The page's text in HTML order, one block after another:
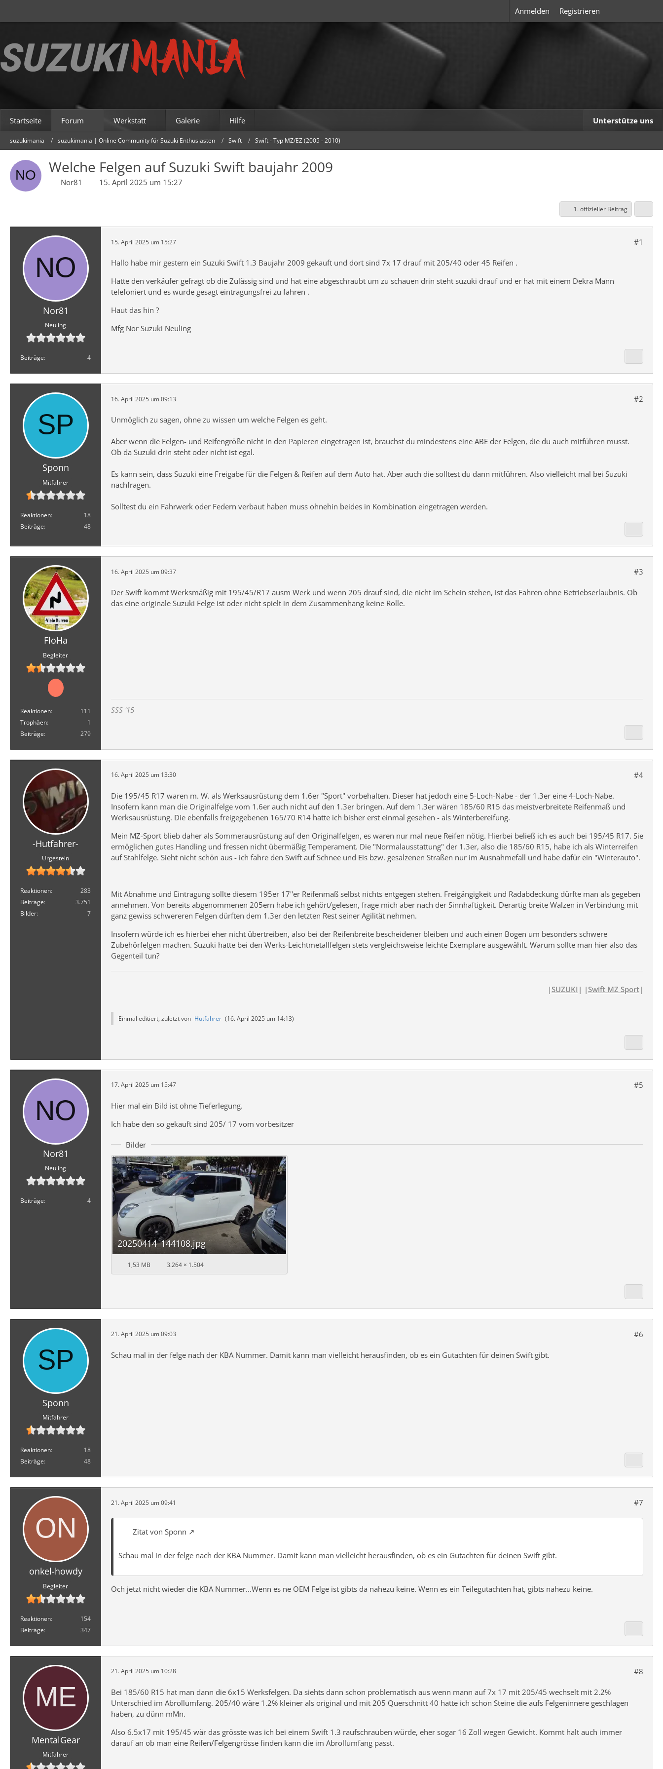
Anmelden Registrieren
Startseite Forum Werkstatt Galerie Hilfe Unterstütze uns
suzukimania suzukimania | Online Community für Suzuki Enthusiasten Swift Swift - Typ MZ/EZ (2005 - 2010)
Welche Felgen auf Suzuki Swift baujahr 2009
Nor81 15. April 2025 um 15:27
1. offizieller Beitrag
Nor81
Neuling
Beiträge 4
15. April 2025 um 15:27 #1
Hallo habe mir gestern ein Suzuki Swift 1.3 Baujahr 2009 gekauft und dort sind 7x 17 drauf mit 205/40 oder 45 Reifen .
Hatte den verkäufer gefragt ob die Zulässig sind und hat eine abgeschraubt um zu schauen drin steht suzuki drauf und er hat mit einem Dekra Mann
telefoniert und es wurde gesagt eintragungsfrei zu fahren .
Haut das hin ?
Mfg Nor Suzuki Neuling
Sponn
Mitfahrer
Reaktionen
18
Beiträge
48
16. April 2025 um 09:13 #2
Unmöglich zu sagen, ohne zu wissen um welche Felgen es geht.
Aber wenn die Felgen- und Reifengröße nicht in den Papieren eingetragen ist, brauchst du mindestens eine ABE der Felgen, die du auch mitführen musst.
Ob da Suzuki drin steht oder nicht ist egal.
Es kann sein, dass Suzuki eine Freigabe für die Felgen & Reifen auf dem Auto hat. Aber auch die solltest du dann mitführen. Also vielleicht mal bei Suzuki
nachfragen.
Solltest du ein Fahrwerk oder Federn verbaut haben muss ohnehin beides in Kombination eingetragen werden.
FloHa
Begleiter
Reaktionen
111
Trophäen
1
Beiträge
279
16. April 2025 um 09:37 #3
Der Swift kommt Werksmäßig mit 195/45/R17 ausm Werk und wenn 205 drauf sind, die nicht im Schein stehen, ist das Fahren ohne Betriebserlaubnis. Ob
das eine originale Suzuki Felge ist oder nicht spielt in dem Zusammenhang keine Rolle.
SSS '15
-Hutfahrer-
Urgestein
Reaktionen
283
Beiträge
3.751
Bilder
7
16. April 2025 um 13:30 #4
Die 195/45 R17 waren m. W. als Werksausrüstung dem 1.6er "Sport" vorbehalten. Dieser hat jedoch eine 5-Loch-Nabe - der 1.3er eine 4-Loch-Nabe.
Insofern kann man die Originalfelge vom 1.6er auch nicht auf den 1.3er bringen. Auf dem 1.3er wären 185/60 R15 das meistverbreitete Reifenmaß und
Werksausrüstung. Die ebenfalls freigegebenen 165/70 R14 hatte ich bisher erst einmal gesehen - als Winterbereifung.
Mein MZ-Sport blieb daher als Sommerausrüstung auf den Originalfelgen, es waren nur mal neue Reifen nötig. Hierbei beließ ich es auch bei 195/45 R17. Sie
ermöglichen gutes Handling und fressen nicht übermäßig Temperament. Die "Normalausstattung" der 1.3er, also die 185/60 R15, habe ich als Winterreifen
auf Stahlfelge. Sieht nicht schön aus - ich fahre den Swift auf Schnee und Eis bzw. gesalzenen Straßen nur im Ausnahmefall und habe dafür ein "Winterauto".
Mit Abnahme und Eintragung sollte diesem 195er 17''er Reifenmaß selbst nichts entgegen stehen. Freigängigkeit und Radabdeckung dürfte man als gegeben
annehmen. Von bereits abgenommenen 205ern habe ich gehört/gelesen, frage mich aber nach der Sinnhaftigkeit. Derartig breite Walzen in Verbindung mit
ganz gewiss schwereren Felgen dürften dem 1.3er den letzten Rest seiner Agilität nehmen.
Insofern würde ich es hierbei eher nicht übertreiben, also bei der Reifenbreite bescheidener bleiben und auch einen Bogen um besonders schwere
Zubehörfelgen machen. Suzuki hatte bei den Werks-Leichtmetallfelgen stets vergleichsweise leichte Exemplare ausgewählt. Warum sollte man hier also das
Gegenteil tun?
|SUZUKI | |Swift MZ Sport|
Einmal editiert, zuletzt von-Hutfahrer-(16. April 2025 um 14:13)
Nor81
Neuling
Beiträge 4
17. April 2025 um 15:47 #5
Hier mal ein Bild ist ohne Tieferlegung.
Ich habe den so gekauft sind 205/ 17 vom vorbesitzer
Bilder
20250414_144108.jpg
1,53 MB 3.264 × 1.504
Sponn
Mitfahrer
Reaktionen
18
Beiträge
48
21. April 2025 um 09:03 #6
Schau mal in der felge nach der KBA Nummer. Damit kann man vielleicht herausfinden, ob es ein Gutachten für deinen Swift gibt.
onkel-howdy
Begleiter
Reaktionen
154
Beiträge
347
21. April 2025 um 09:41 #7
Zitat von Sponn
Schau mal in der felge nach der KBA Nummer. Damit kann man vielleicht herausfinden, ob es ein Gutachten für deinen Swift gibt.
Och jetzt nicht wieder die KBA Nummer...Wenn es ne OEM Felge ist gibts da nahezu keine. Wenn es ein Teilegutachten hat, gibts nahezu keine.
MentalGear
Mitfahrer
21. April 2025 um 10:28 #8
Bei 185/60 R15 hat man dann die 6x15 Werksfelgen. Da siehts dann schon problematisch aus wenn mann auf 7x 17 mit 205/45 wechselt mit 2.2%
Unterschied im Abrollumfang. 205/40 wäre 1.2% kleiner als original und mit 205 Querschnitt 40 hatte ich schon Steine die aufs Felgeninnere geschlagen
haben, zu dünn mMn.
Also 6.5x17 mit 195/45 wär das grösste was ich bei einem Swift 1.3 raufschrauben würde, eher sogar 16 Zoll wegen Gewicht. Kommt halt auch immer
darauf an ob man eine Reifen/Felgengrösse finden kann die im Abrollumfang passt.